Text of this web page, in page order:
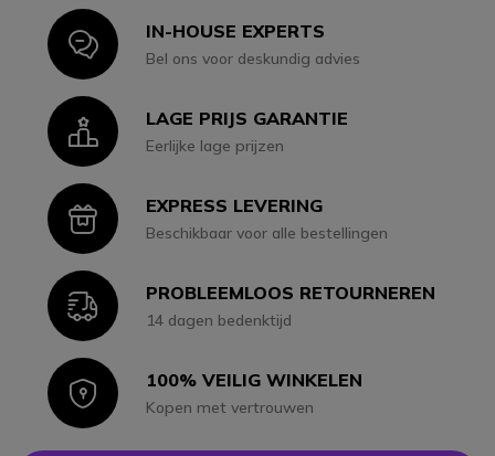
IconIN-HOUSE EXPERTS
Bel ons voor deskundig advies
IconLAGE PRIJS GARANTIE
Eerlijke lage prijzen
IconEXPRESS LEVERING
Beschikbaar voor alle bestellingen
IconPROBLEEMLOOS RETOURNEREN
14 dagen bedenktijd
Icon100% VEILIG WINKELEN
Kopen met vertrouwen